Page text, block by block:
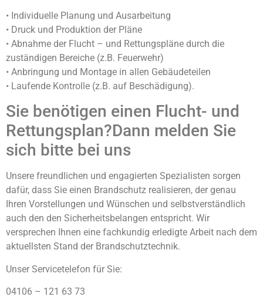
• Individuelle Planung und Ausarbeitung
• Druck und Produktion der Pläne
• Abnahme der Flucht – und Rettungspläne durch die
zuständigen Bereiche (z.B. Feuerwehr)
• Anbringung und Montage in allen Gebäudeteilen
• Laufende Kontrolle (z.B. auf Beschädigung).
Sie benötigen einen Flucht- und
Rettungsplan?Dann melden Sie
sich bitte bei uns
Unsere freundlichen und engagierten Spezialisten sorgen
dafür, dass Sie einen Brandschutz realisieren, der genau
Ihren Vorstellungen und Wünschen und selbstverständlich
auch den den Sicherheitsbelangen entspricht. Wir
versprechen Ihnen eine fachkundig erledigte Arbeit nach dem
aktuellsten Stand der Brandschutztechnik.
Unser Servicetelefon für Sie:
04106 – 121 63 73